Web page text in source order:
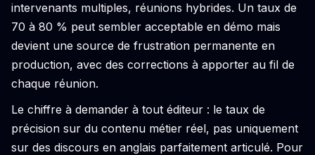
intervenants multiples, réunions hybrides. Un taux de
70 à 80 % peut sembler acceptable en démo mais
devient une source de frustration permanente en
production, avec des corrections à apporter au fil de
chaque réunion.
Le chiffre à demander à tout éditeur : le taux de
précision sur du contenu métier réel, pas uniquement
sur des discours en anglais parfaitement articulé. Pour